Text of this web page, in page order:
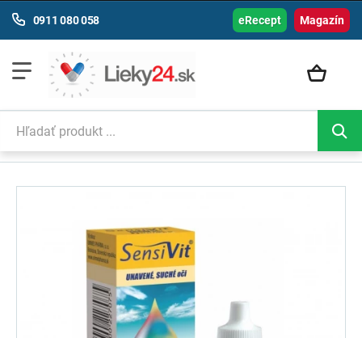
Magazín
0911 080 058 eRecept